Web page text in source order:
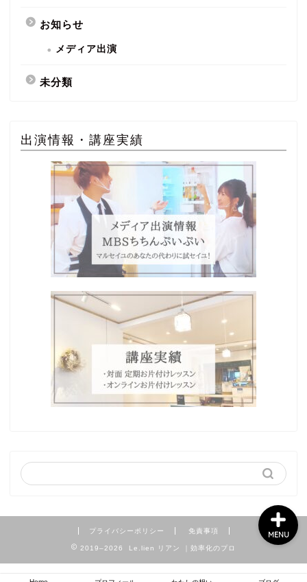
お知らせ
メディア出演
未分類
出演情報・講座実績
プライバシーポリシー 免責事項
2019–2026 Le.lien リアン ｜効率化のプロ
MENU
Home
プロフィール